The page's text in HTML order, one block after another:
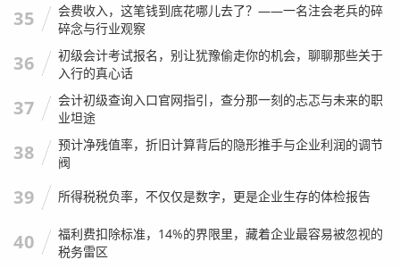
一些隐蔽的风险，它们只能做参考，不能做决策的唯一
实地走访与“人肉”查询
这是我特别想强调的一点,在深圳，数据是冰冷的，人是
活的。
生活实例：有一次，我们查一家公司，网上数据一切正
他们注册地址（也是宣传的办公地址）看时，发现那个
只有一个乱七八糟的快递堆，这种“数据正常”的公司，
35
会费收入，这笔钱到底花哪儿去了？——一名注会老兵的碎
碎念与行业观察
36
初级会计考试报名，别让犹豫偷走你的机会，聊聊那些关于
入行的真心话
37
会计初级查询入口官网指引，查分那一刻的忐忑与未来的职
业坦途
38
预计净残值率，折旧计算背后的隐形推手与企业利润的调节
阀
39 所得税税负率，不仅仅是数字，更是企业生存的体检报告
40
福利费扣除标准，14%的界限里，藏着企业最容易被忽视的
税务雷区